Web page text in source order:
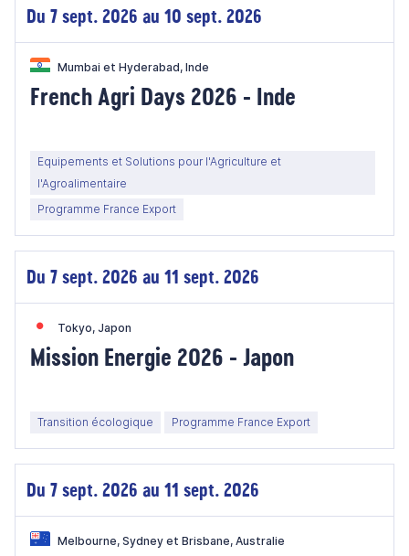
Du 7 sept. 2026 au 10 sept. 2026
Mumbai et Hyderabad, Inde
French Agri Days 2026 - Inde
Equipements et Solutions pour l'Agriculture et
l'Agroalimentaire
Programme France Export
Du 7 sept. 2026 au 11 sept. 2026
Tokyo, Japon
Mission Energie 2026 - Japon
Transition écologique Programme France Export
Du 7 sept. 2026 au 11 sept. 2026
Melbourne, Sydney et Brisbane, Australie